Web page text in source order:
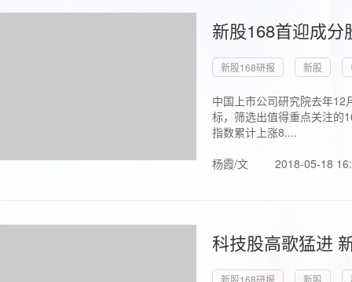
新股168首迎成
新股168研报 新股
中国上市公司研究院去年
标，筛选出值得重点关注的
指数累计上涨8....
杨霞/文
2018-05-18
科技股高歌猛进
新股168研报 新股